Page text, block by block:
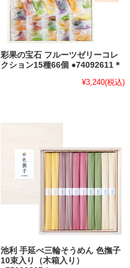
彩果の宝石 フルーツゼリーコレ
クション15種66個 ●74092611＊
¥3,240(税込)
池利 手延べ三輪そうめん 色撫子
10束入り（木箱入り）